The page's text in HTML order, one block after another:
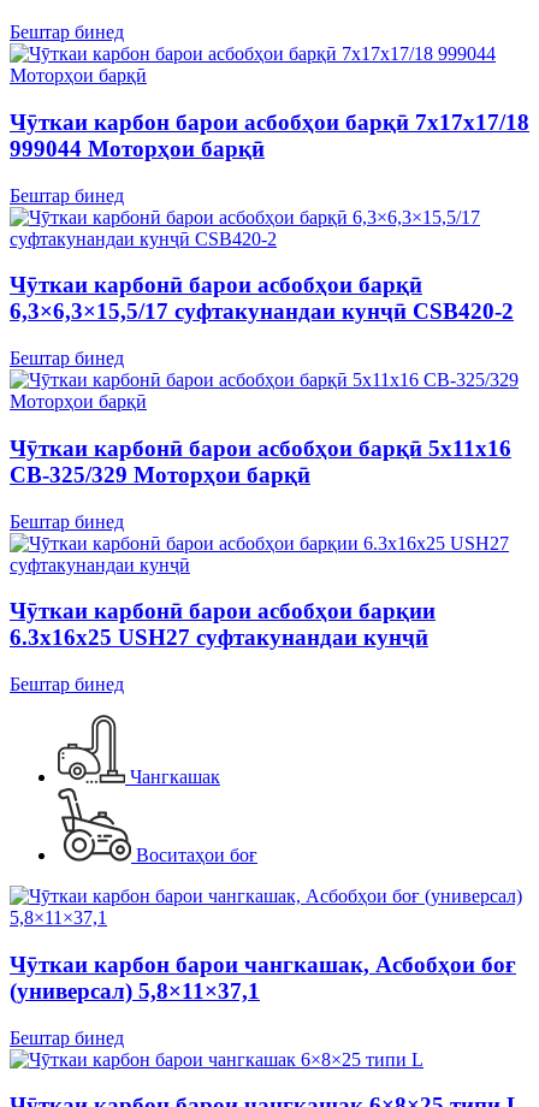
Бештар бинед
Чӯткаи карбон барои асбобҳои барқӣ 7x17x17/18
999044 Моторҳои барқӣ
Бештар бинед
Чӯткаи карбонӣ барои асбобҳои барқӣ
6,3×6,3×15,5/17 суфтакунандаи кунҷӣ CSB420-2
Бештар бинед
Чӯткаи карбонӣ барои асбобҳои барқӣ 5x11x16
CB-325/329 Моторҳои барқӣ
Бештар бинед
Чӯткаи карбонӣ барои асбобҳои барқии
6.3x16x25 USH27 суфтакунандаи кунҷӣ
Бештар бинед
Чангкашак
Воситаҳои боғ
Чӯткаи карбон барои чангкашак, Асбобҳои боғ
(универсал) 5,8×11×37,1
Бештар бинед